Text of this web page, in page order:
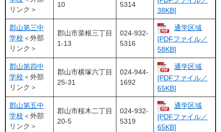
リンク＞
10
5314
38KB]
郡山第三中
学校 ＜外部
リンク＞
郡山市菜根三丁目
1-13
024-932-
5316
通学区域
[PDFファイル／
58KB]
郡山第四中
学校 ＜外部
リンク＞
郡山市横塚六丁目
25-31
024-944-
1692
通学区域
[PDFファイル／
65KB]
郡山第五中
学校 ＜外部
リンク＞
郡山市桜木二丁目
20-5
024-932-
5319
通学区域
[PDFファイル／
65KB]